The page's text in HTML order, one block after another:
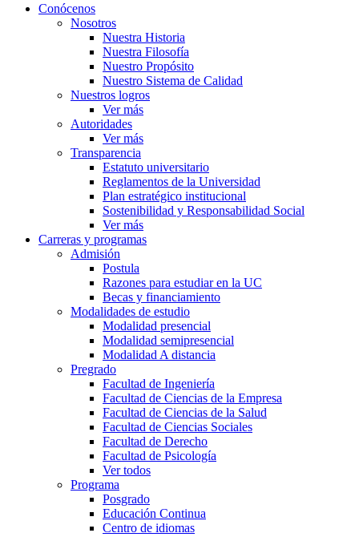
search
Menu
Conócenos
Nosotros
Nuestra Historia
Nuestra Filosofía
Nuestro Propósito
Nuestro Sistema de Calidad
Nuestros logros
Ver más
Autoridades
Ver más
Transparencia
Estatuto universitario
Reglamentos de la Universidad
Plan estratégico institucional
Sostenibilidad y Responsabilidad Social
Ver más
Carreras y programas
Admisión
Postula
Razones para estudiar en la UC
Becas y financiamiento
Modalidades de estudio
Modalidad presencial
Modalidad semipresencial
Modalidad A distancia
Pregrado
Facultad de Ingeniería
Facultad de Ciencias de la Empresa
Facultad de Ciencias de la Salud
Facultad de Ciencias Sociales
Facultad de Derecho
Facultad de Psicología
Ver todos
Programa
Posgrado
Educación Continua
Centro de idiomas